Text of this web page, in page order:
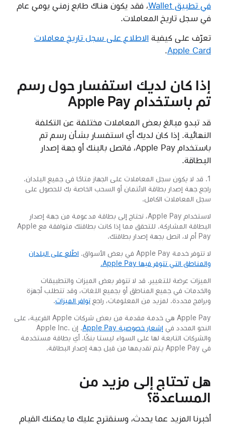
في تطبيق Wallet
، فقد يكون هناك طابع زمني يومي عام
في سجل تاريخ المعاملات.
تعرّف على كيفية الاطلاع على سجل تاريخ معاملات
Apple Card
.
إذا كان لديك استفسار حول رسم
تم باستخدام Apple Pay
قد تبدو مبالغ بعض المعاملات مختلفة عن التكلفة
النهائية. إذا كان لديك أي استفسار بشأن رسم تم
باستخدام Apple Pay، فاتصل بالبنك أو جهة إصدار
البطاقة.
1. قد لا يكون سجل المعاملات على الجهاز متاحًا في جميع البلدان.
راجع جهة إصدار بطاقة الائتمان أو السحب الخاصة بك للحصول على
سجل المعاملات الكامل.
لاستخدام Apple Pay، تحتاج إلى بطاقة مدعومة من جهة إصدار
البطاقة المشاركة. للتحقق مما إذا كانت بطاقتك متوافقة مع Apple
Pay أم لا، اتصل بجهة إصدار بطاقتك.
لا تتوفر خدمة Apple Pay في بعض الأسواق.
اطّلع على البلدان
والمناطق التي تتوفر فيها Apple Pay.
الميزات عرضة للتغيير. قد لا تتوفر بعض الميزات والتطبيقات
والخدمات في جميع المناطق أو بجميع اللغات، وقد تتطلب أجهزة
وبرامج محددة. لمزيد من المعلومات، راجع توافر الميزات.
Apple Pay هي خدمة مقدمة من بعض شركات Apple الفرعية، على
النحو المحدد في إشعار خصوصية Apple Pay
. إن Apple Inc.‎
والشركات التابعة لها على السواء ليستا بنكًا. أي بطاقة مستخدمة
في Apple Pay يتم تقديمها من قبل جهة إصدار البطاقة.
هل تحتاج إلى مزيد من
المساعدة؟
أخبرنا المزيد عما يحدث، وسنقترح عليك ما يمكنك القيام